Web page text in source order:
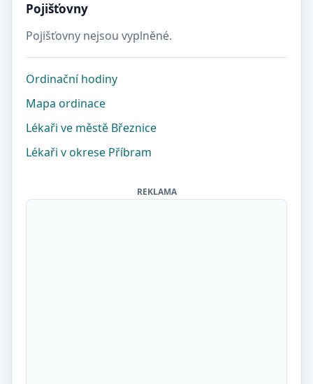
Pojišťovny
Pojišťovny nejsou vyplněné.
Ordinační hodiny
Mapa ordinace
Lékaři ve městě Březnice
Lékaři v okrese Příbram
REKLAMA